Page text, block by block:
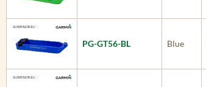
PG-GT56-BL Blue